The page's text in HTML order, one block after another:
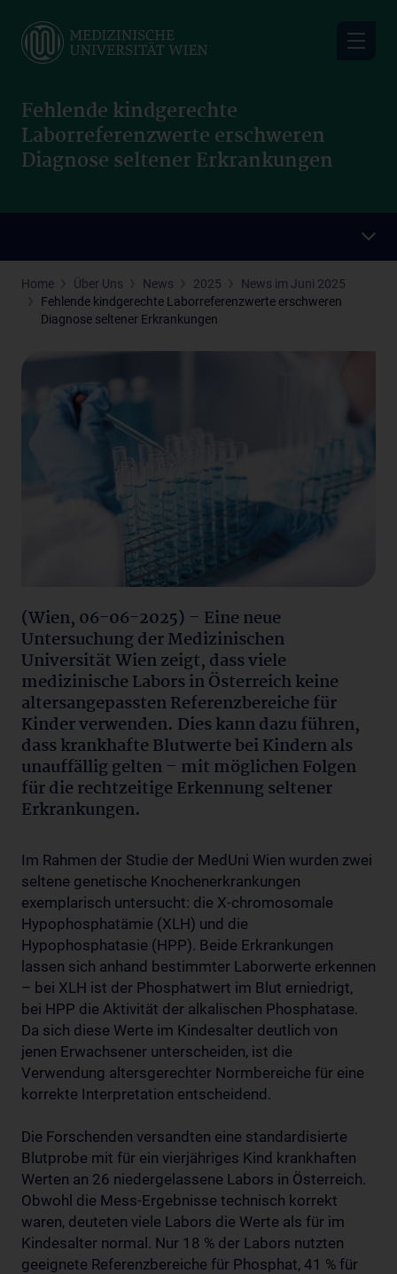
main
Fehlende kindgerechte
Laborreferenzwerte erschweren
Diagnose seltener Erkrankungen
Home Über Uns News 2025
News im Juni 2025
Fehlende kindgerechte Laborreferenzwerte erschweren
Diagnose seltener Erkrankungen
(Wien, 06-06-2025) – Eine neue
Untersuchung der Medizinischen
Universität Wien zeigt, dass viele
medizinische Labors in Österreich keine
altersangepassten Referenzbereiche für
Kinder verwenden. Dies kann dazu führen,
dass krankhafte Blutwerte bei Kindern als
unauffällig gelten – mit möglichen Folgen
für die rechtzeitige Erkennung seltener
Erkrankungen.
Im Rahmen der Studie der MedUni Wien wurden zwei
seltene genetische Knochenerkrankungen
exemplarisch untersucht: die X-chromosomale
Hypophosphatämie (XLH) und die
Hypophosphatasie (HPP). Beide Erkrankungen
lassen sich anhand bestimmter Laborwerte erkennen
– bei XLH ist der Phosphatwert im Blut erniedrigt,
bei HPP die Aktivität der alkalischen Phosphatase.
Da sich diese Werte im Kindesalter deutlich von
jenen Erwachsener unterscheiden, ist die
Verwendung altersgerechter Normbereiche für eine
korrekte Interpretation entscheidend.
Die Forschenden versandten eine standardisierte
Blutprobe mit für ein vierjähriges Kind krankhaften
Werten an 26 niedergelassene Labors in Österreich.
Obwohl die Mess-Ergebnisse technisch korrekt
waren, deuteten viele Labors die Werte als für im
Kindesalter normal. Nur 18 % der Labors nutzten
geeignete Referenzbereiche für Phosphat, 41 % für